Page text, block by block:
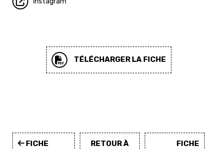
TÉLÉCHARGER LA FICHE
FICHE
RETOUR À
FICHE